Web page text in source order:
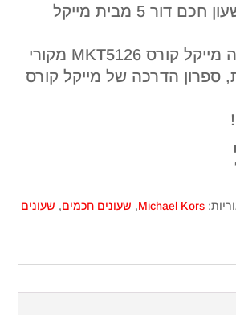
של שנת 2021 שעון חכם דור 5 מבית מייקל
שעון חכם לאישה מייקל קורס MKT5126 מקורי
ספרון הדרכה של מייקל קורס
Michael Kors
, שעונים חכמים, שעונים